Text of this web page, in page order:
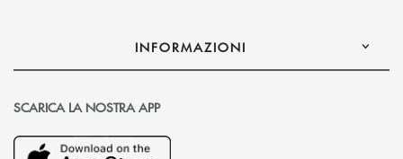
INFORMAZIONI
SCARICA LA NOSTRA APP